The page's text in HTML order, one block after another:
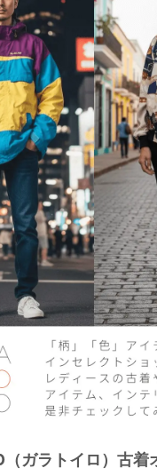
（ガラトイロ）古着